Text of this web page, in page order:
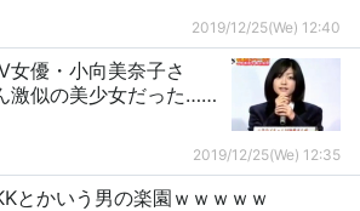
2019/12/25(We) 12:40
女優・小向美奈子さ
激似の美少女だった……
2019/12/25(We) 12:35
とかいう男の楽園ｗｗｗｗｗ